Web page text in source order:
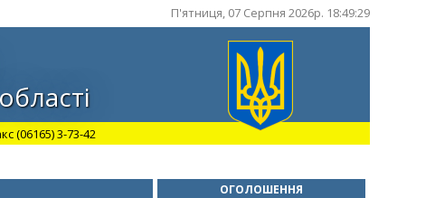
П'ятниця, 07 Серпня 2026р. 18:49:29
(06165) 3-73-42
ОГОЛОШЕННЯ